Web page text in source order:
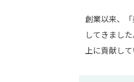
創業以来、
してきまし
上に貢献して